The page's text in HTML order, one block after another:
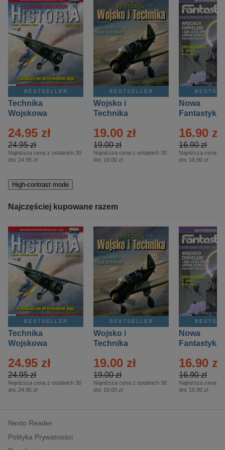
BESTSELLER
Technika
Wojskowa
– 2/2026
24.95 zł
24.95 zł
Najniższa cena z ostatnich 30
dni: 24.95 zł
BESTSELLER
Wojsko i
Technika
Specjalne –
Eprasa – 2/2026
19.00 zł
19.00 zł
Najniższa cena z ostatnich 30
dni: 19.00 zł
Nowa
Fantastyka
16.90 zł
16.90 zł
Najniższa cena z
dni: 16.90 zł
High-contrast mode
Najczęściej kupowane razem
BESTSELLER
Technika
Wojskowa
– 2/2026
24.95 zł
24.95 zł
Najniższa cena z ostatnich 30
dni: 24.95 zł
BESTSELLER
Wojsko i
Technika
Specjalne –
Eprasa – 2/2026
19.00 zł
19.00 zł
Najniższa cena z ostatnich 30
dni: 19.00 zł
Nowa
Fantastyka
16.90 zł
16.90 zł
Najniższa cena z
dni: 16.90 zł
Nexto Reader
Polityka Prywatności